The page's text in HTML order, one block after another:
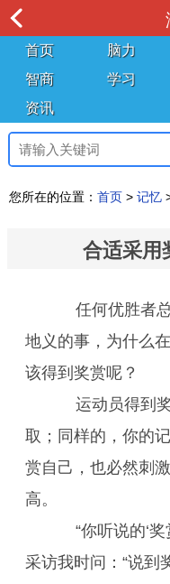
首页 脑力
智商
学习
资讯
您所在的位置： 首页 > 记忆
合适采用
任何优胜者总
地义的事，为什么
该得到奖赏呢？
运动员得到奖
取；同样的，你的
赏自己，也必然刺
高。
“你听说的‘奖
采访我时问：“说到